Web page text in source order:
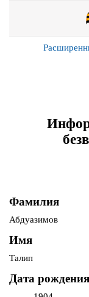
Фамилия
Абдуазимов
Имя
Талип
Дата